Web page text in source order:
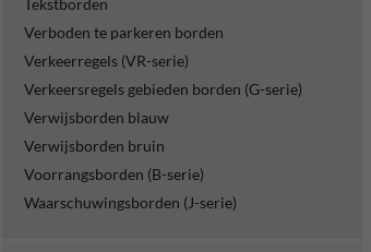
Tekstborden
Verboden te parkeren borden
Verkeerregels (VR-serie)
Verkeersregels gebieden borden (G-serie)
Verwijsborden blauw
Verwijsborden bruin
Voorrangsborden (B-serie)
Waarschuwingsborden (J-serie)